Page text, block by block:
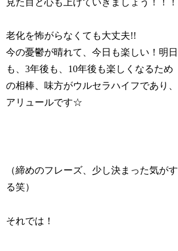
老化を怖がらなくても大丈夫!!
今の憂鬱が晴れて、今日も楽しい！明日
も、3年後も、10年後も楽しくなるため
の相棒、味方がウルセラハイフであり、
アリュールです☆
（締めのフレーズ、少し決まった気がす
る笑）
それでは！